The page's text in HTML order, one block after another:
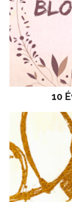
10